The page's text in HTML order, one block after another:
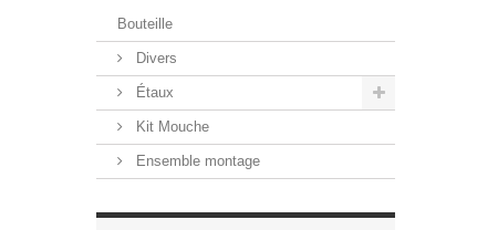
Bouteille
Divers
Étaux
Kit Mouche
Ensemble montage